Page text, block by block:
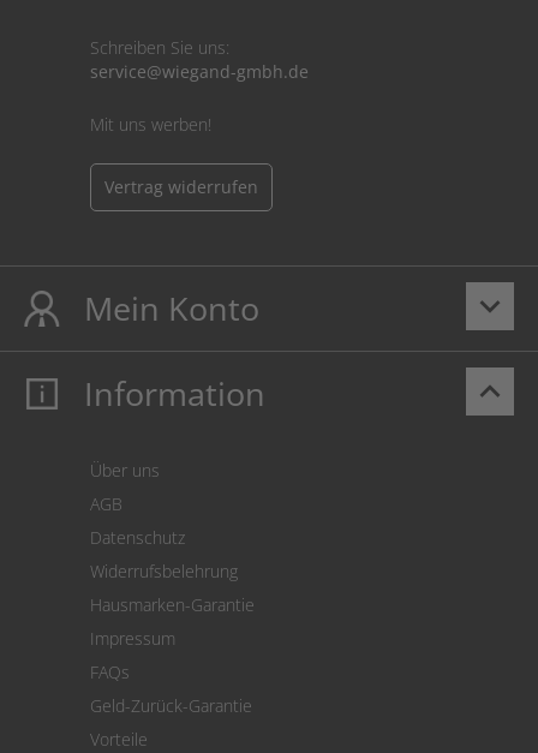
Schreiben Sie uns:
service@wiegand-gmbh.de
Mit uns werben!
Vertrag widerrufen
keyboard_arrow_down
Mein Konto
Mein Konto
Cookie Einstellungen
keyboard_arrow_up
Information
Über uns
AGB
Datenschutz
Widerrufsbelehrung
Hausmarken-Garantie
Impressum
FAQs
Geld-Zurück-Garantie
Vorteile